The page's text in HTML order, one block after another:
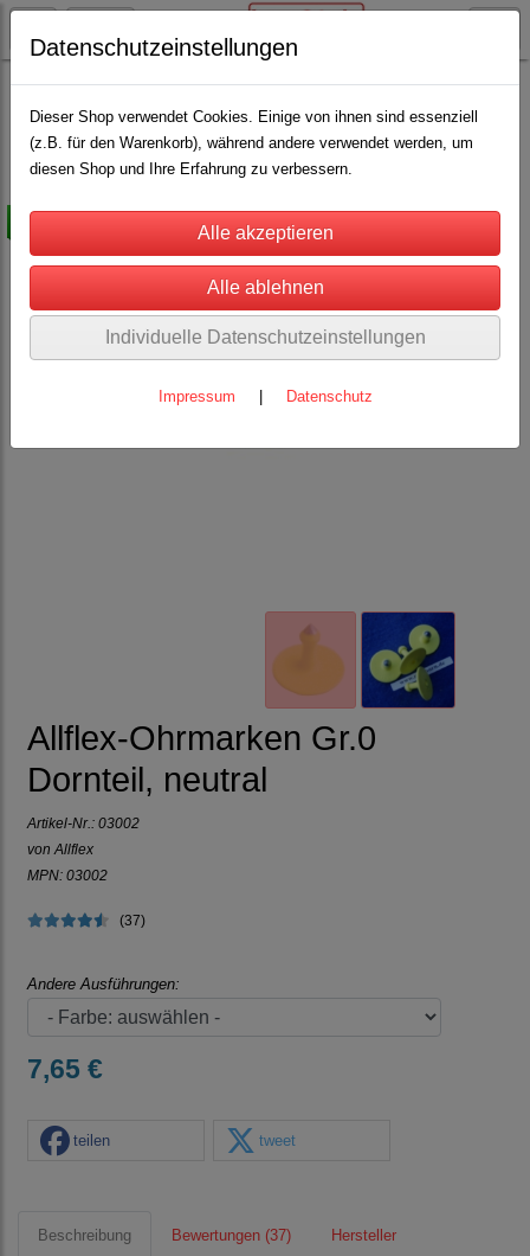
Rinderhaltung
Kennzeichnung für Rinder
Allflex-Ohrmarken Gr. 0 u. Senderohrmarken(3)
Allflex-Ohrmarken Gr.0
Dornteil, neutral
Artikel-Nr.: 03002
von Allflex
MPN: 03002
(37)
Andere Ausführungen:
7,65 €
teilen tweet
Beschreibung Bewertungen (37) Hersteller
Datenschutzeinstellungen
Dieser Shop verwendet Cookies. Einige von ihnen sind essenziell
(z.B. für den Warenkorb), während andere verwendet werden, um
diesen Shop und Ihre Erfahrung zu verbessern.
Individuelle Datenschutzeinstellungen
Impressum Datenschutz